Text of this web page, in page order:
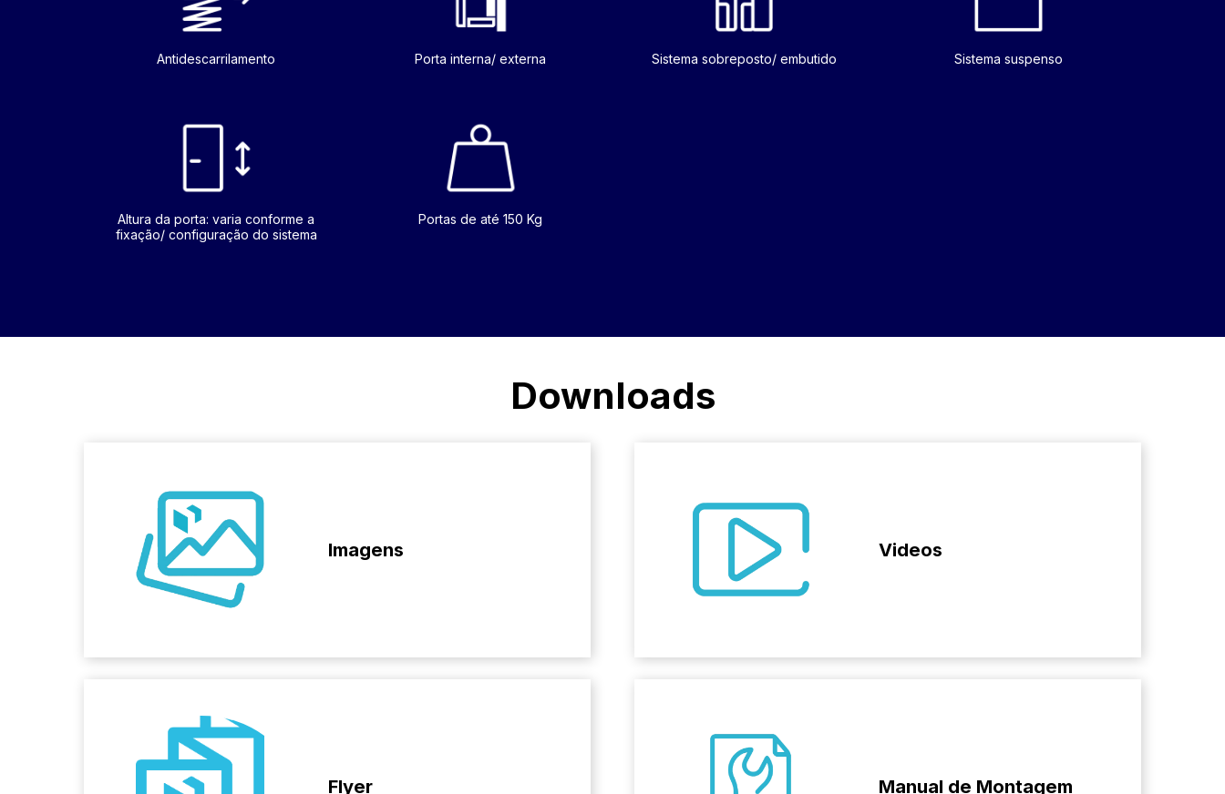
Antidescarrilamento Porta interna/ externa Sistema sobreposto/ embutido Sistema suspenso
Altura da porta: varia conforme a
fixação/ configuração do sistema
Portas de até 150 Kg
Downloads
Imagens Videos
Flyer Manual de Montagem